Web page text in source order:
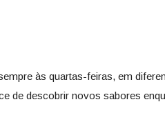
às quartas-feiras, em
de descobrir novos sabores